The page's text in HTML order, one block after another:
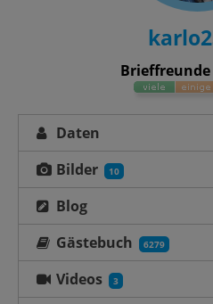
Daten
Bilder
10
Blog
Gästebuch
6279
Videos 3